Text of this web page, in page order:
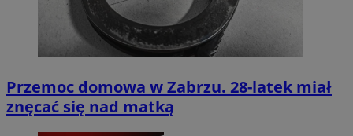
Przemoc domowa w Zabrzu. 28-latek miał
znęcać się nad matką